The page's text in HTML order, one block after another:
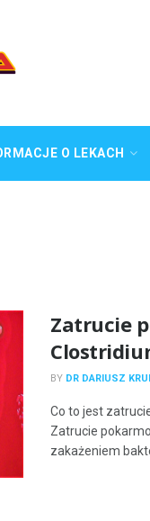
O LEKACH
Zatrucie
BY DR DARIUSZ
Co to jest
Zatrucie
zakażeniem